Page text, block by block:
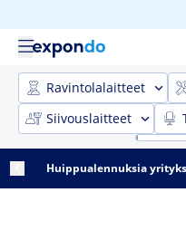
Ravintolalaitteet
Siivouslaitteet
Huippualennuksia